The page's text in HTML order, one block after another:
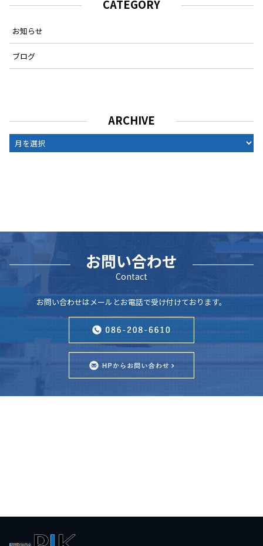
CATEGORY
お知らせ
ブログ
ARCHIVE
ARCHIVE
お問い合わせ
Contact
お問い合わせはメールとお電話で受け付けております。